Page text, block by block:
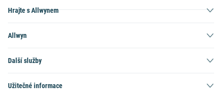
Hrajte s Allwynem
Allwyn
Další služby
Užitečné informace